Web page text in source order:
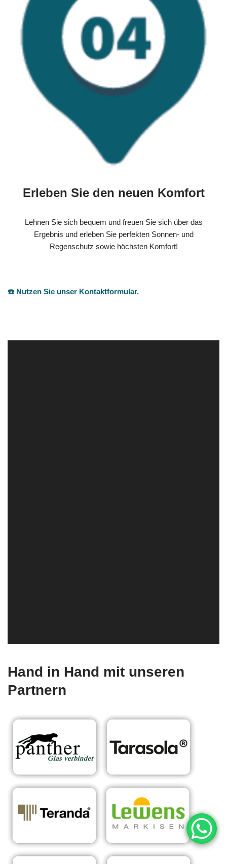
Erleben Sie den neuen Komfort
Lehnen Sie sich bequem und freuen Sie sich über das
Ergebnis und erleben Sie perfekten Sonnen- und
Regenschutz sowie höchsten Komfort!
☎️ Nutzen Sie unser Kontaktformular.
Hand in Hand mit unseren
Partnern